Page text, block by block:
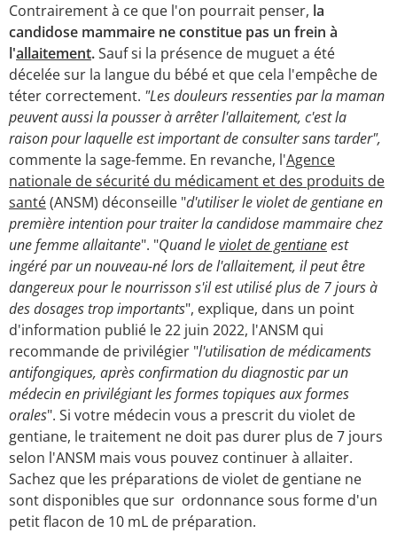
Contrairement à ce que l'on pourrait penser, la
candidose mammaire ne constitue pas un frein à
l'allaitement.Sauf si la présence de muguet a été
décelée sur la langue du bébé et que cela l'empêche de
téter correctement. "Les douleurs ressenties par la maman
peuvent aussi la pousser à arrêter l'allaitement, c'est la
raison pour laquelle est important de consulter sans tarder",
commente la sage-femme. En revanche, l'Agence
nationale de sécurité du médicament et des produits de
santé(ANSM) déconseille "d'utiliser le violet de gentiane en
première intention pour traiter la candidose mammaire chez
une femme allaitante". "Quand leviolet de gentianeest
ingéré par un nouveau-né lors de l'allaitement, il peut être
dangereux pour le nourrisson s'il est utilisé plus de 7 jours à
des dosages trop importants", explique, dans un point
d'information publié le 22 juin 2022, l'ANSM qui
recommande de privilégier "l'utilisation de médicaments
antifongiques, après confirmation du diagnostic par un
médecin en privilégiant les formes topiques aux formes
orales". Si votre médecin vous a prescrit du violet de
gentiane, le traitement ne doit pas durer plus de 7 jours
selon l'ANSM mais vous pouvez continuer à allaiter.
Sachez que les préparations de violet de gentiane ne
sont disponibles que sur ordonnance sous forme d'un
petit flacon de 10 mL de préparation.